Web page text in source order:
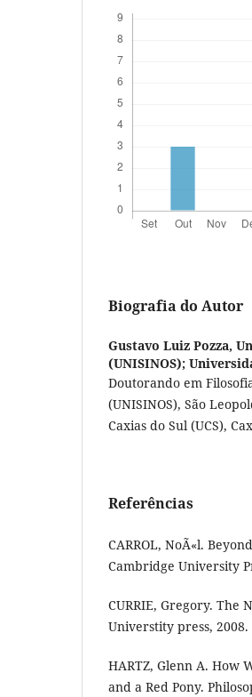
Biografia do Autor
Gustavo Luiz Pozza,
(UNISINOS);
Doutorando em
(UNISINOS), São
Caxias do Sul (UCS),
Referências
CARROL, NoÃ«l.
Cambridge University
CURRIE, Gregory. The
Universtity press, 2008.
HARTZ, Glenn A. How
and a Red Pony.